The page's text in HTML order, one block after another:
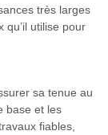
très larges
qu’il utilise pour
sa tenue au
base et les
fiables,